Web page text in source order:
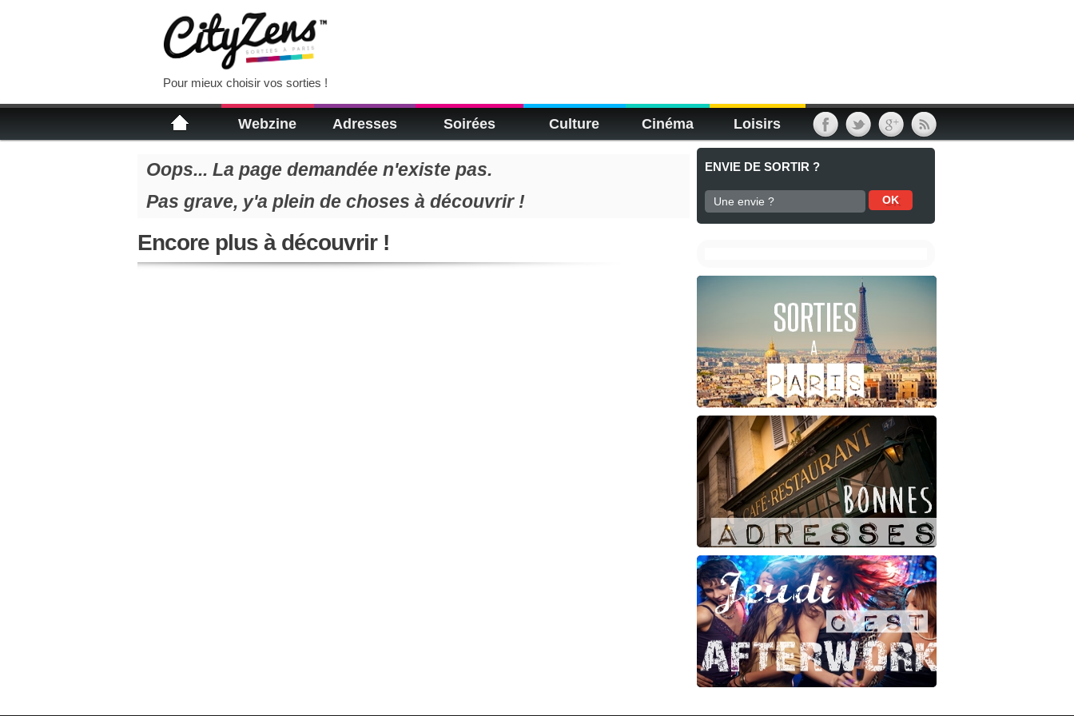
Pour mieux choisir vos sorties !
Webzine Adresses Soirées Culture Cinéma Loisirs
Oops... La page demandée n'existe pas.
Pas grave, y'a plein de choses à découvrir !
Encore plus à découvrir !
ENVIE DE SORTIR ?